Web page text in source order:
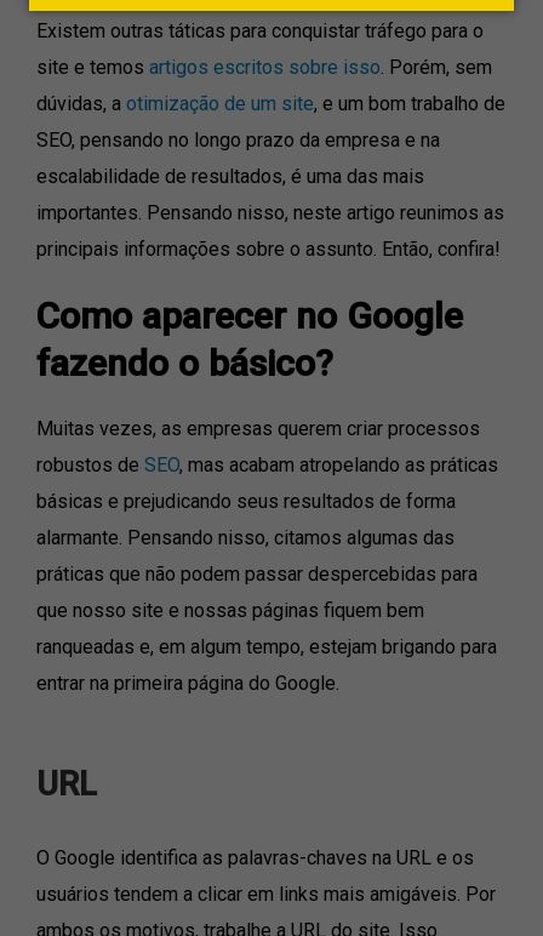
Existem outras táticas para conquistar tráfego para o
site e temos artigos escritos sobre isso. Porém, sem
dúvidas, a otimização de um site, e um bom trabalho de
SEO, pensando no longo prazo da empresa e na
escalabilidade de resultados, é uma das mais
importantes. Pensando nisso, neste artigo reunimos as
principais informações sobre o assunto. Então, confira!
Como aparecer no Google
fazendo o básico?
Muitas vezes, as empresas querem criar processos
robustos de SEO, mas acabam atropelando as práticas
básicas e prejudicando seus resultados de forma
alarmante. Pensando nisso, citamos algumas das
práticas que não podem passar despercebidas para
que nosso site e nossas páginas fiquem bem
ranqueadas e, em algum tempo, estejam brigando para
entrar na primeira página do Google.
URL
O Google identifica as palavras-chaves na URL e os
usuários tendem a clicar em links mais amigáveis. Por
ambos os motivos, trabalhe a URL do site. Isso